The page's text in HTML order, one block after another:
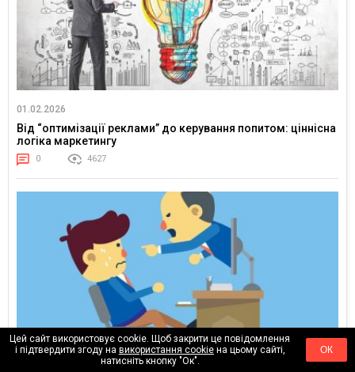
01.02.2026
Від “оптимізації реклами” до керування попитом: ціннісна
логіка маркетингу
0 4627
Цей сайт використовує cookie. Щоб закрити це повідомлення
і підтвердити згоду на використання cookieна цьому сайті,
натисніть кнопку "Ок".
ОК